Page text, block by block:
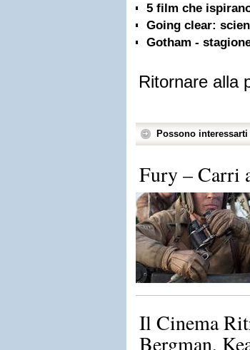
5 film che
Going clear:
Gotham -
Ritornare alla
Possono
Fury – Carri
Il Cinema
Bergman,